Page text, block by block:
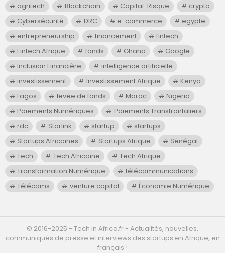
agritech
Blockchain Capital-Risque
crypto
Cybersécurité
DRC e-commerce
egypte
entrepreneurship
financement
fintech
Fintech Afrique
fonds Ghana
Google
Inclusion Financière
intelligence artificielle
investissement
Investissement Afrique
Kenya
Lagos
levée de fonds Maroc
Nigeria
Paiements Numériques
Paiements Transfrontaliers
rdc
Starlink startup
startups
Startups Africaines
Startups Afrique
Sénégal
Tech
Tech Africaine
Tech Afrique
Transformation Numérique
télécommunications
Télécoms
venture capital Économie Numérique
©️ 2016-2025 - Tech in Africa.fr - Actualités, nouvelles,
communiqués de presse et interviews des startups en Afrique, en
français !